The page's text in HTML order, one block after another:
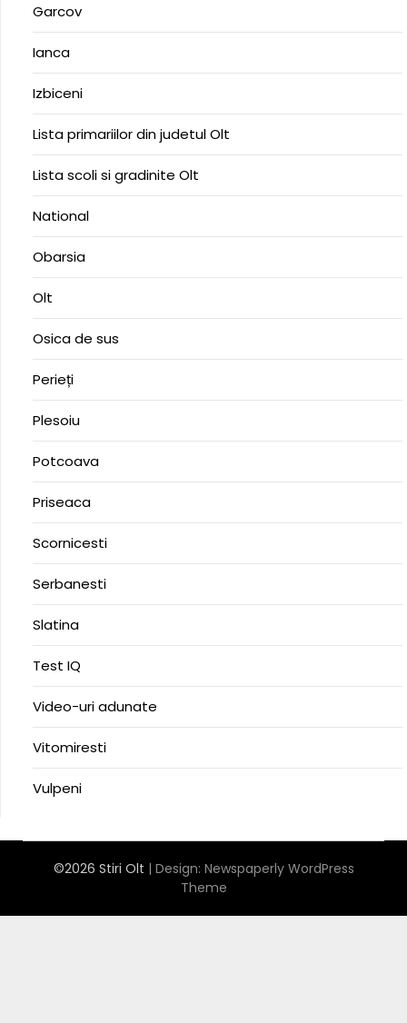
Garcov
Ianca
Izbiceni
Lista primariilor din judetul Olt
Lista scoli si gradinite Olt
National
Obarsia
Olt
Osica de sus
Perieți
Plesoiu
Potcoava
Priseaca
Scornicesti
Serbanesti
Slatina
Test IQ
Video-uri adunate
Vitomiresti
Vulpeni
©2026 Stiri Olt | Design: Newspaperly WordPress
Theme